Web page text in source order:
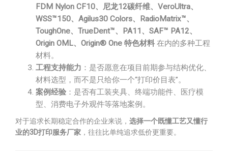
FDM Nylon CF10、尼龙12碳纤维、VeroUltra、
WSS™150、Agilus30 Colors、RadioMatrix™、
ToughOne、TrueDent™、PA11、SAF™ PA12、
Origin OML、Origin® One 特色材料 在内的多种工程
材料。
工程支持能力 ：是否愿意在项目前期参与结构优化、
材料选型，而不是只给你一个“打印价目表”。
案例经验 ：是否有工装夹具、终端功能件、医疗模
型、消费电子外观件等落地案例。
对于追求长期稳定合作的企业来说， 选择一个既懂工艺又懂行
业的3D打印服务厂家 ，往往比单纯追求低价更重要。